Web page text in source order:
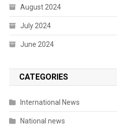
August 2024
July 2024
June 2024
CATEGORIES
International News
National news